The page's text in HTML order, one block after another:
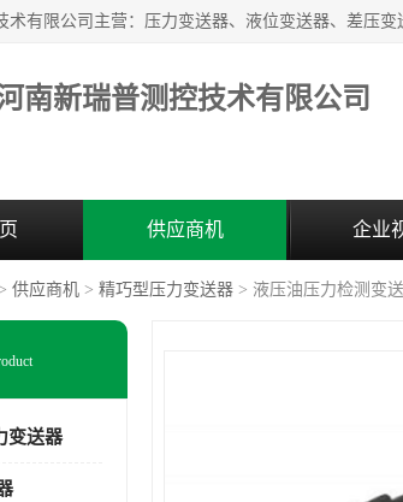
南新瑞普测控技术有限公司
供应商机 企业
供应商机 > 精巧型压力变送器 > 液压油压力检测变
变送器